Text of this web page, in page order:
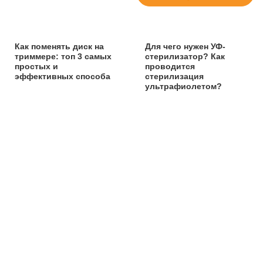
Как поменять диск на
триммере: топ 3 самых
простых и
эффективных способа
Для чего нужен УФ-
стерилизатор? Как
проводится
стерилизация
ультрафиолетом?